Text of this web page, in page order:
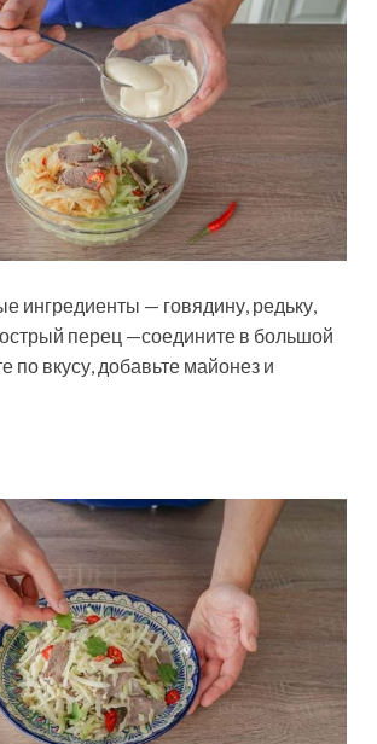
ингредиенты — говядину, редьку,
перец —соедините в большой
по вкусу, добавьте майонез и